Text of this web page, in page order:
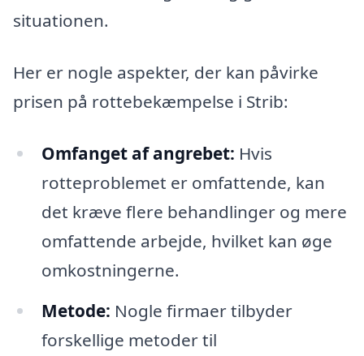
situationen.
Her er nogle aspekter, der kan påvirke
prisen på rottebekæmpelse i Strib:
Omfanget af angrebet: Hvis
rotteproblemet er omfattende, kan
det kræve flere behandlinger og mere
omfattende arbejde, hvilket kan øge
omkostningerne.
Metode: Nogle firmaer tilbyder
forskellige metoder til